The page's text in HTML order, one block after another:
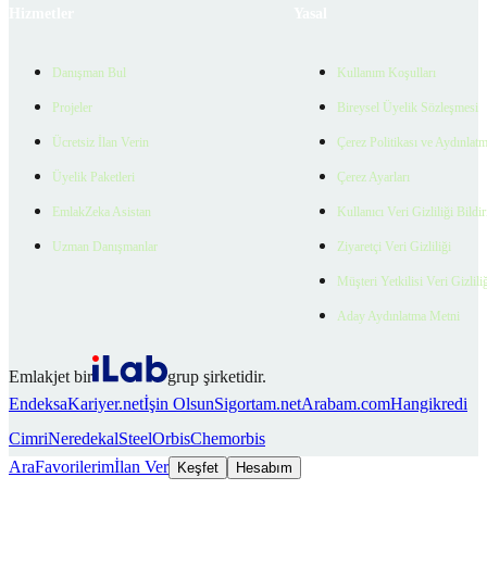
Danışman Bul
Projeler
Ücretsiz İlan Verin
Üyelik Paketleri
EmlakZeka Asistan
Uzman Danışmanlar
Kullanım Koşulları
Bireysel Üyelik Sözleşmesi
Çerez Politikası ve
Çerez Ayarları
Kullanıcı Veri Gizliliği
Ziyaretçi Veri Gizliliği
Müşteri Yetkilisi Veri
Aday Aydınlatma Metni
Emlakjet bir
grup şirketidir.
EndeksaKariyer.netİşin OlsunSigortam.netArabam.comHangikredi
CimriNeredekalSteelOrbisChemorbis
AraFavorilerimİlan Ver Keşfet Hesabım